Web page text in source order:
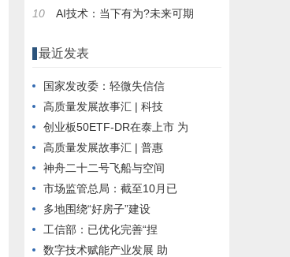
10
AI技术：当下有为?未来可期
最近发表
国家发改委：轻微失信信
高质量发展故事汇 | 科技
创业板50ETF-DR在泰上市 为
高质量发展故事汇 | 普惠
神舟二十二号飞船与空间
市场监管总局：截至10月已
多地围绕“好房子”建设
工信部：已优化完善“捏
数字技术赋能产业发展 助